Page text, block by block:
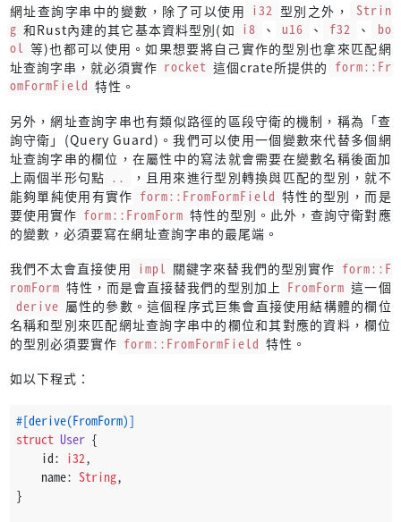
網址查詢字串中的變數，除了可以使用 i32 型別之外，
Strin
g 和Rust內建的其它基本資料型別(如 i8 、 u16 、 f32 、
bo
ol 等)也都可以使用。如果想要將自己實作的型別也拿來匹配網
址查詢字串，就必須實作 rocket 這個crate所提供的 form::Fr
omFormField 特性。
另外，網址查詢字串也有類似路徑的區段守衛的機制，稱為「查
詢守衛」(Query Guard)。我們可以使用一個變數來代替多個網
址查詢字串的欄位，在屬性中的寫法就會需要在變數名稱後面加
上兩個半形句點 ..
，且用來進行型別轉換與匹配的型別，就不
能夠單純使用有實作 form::FromFormField 特性的型別，而是
要使用實作 form::FromForm 特性的型別。此外，查詢守衛對應
的變數，必須要寫在網址查詢字串的最尾端。
我們不太會直接使用 impl 關鍵字來替我們的型別實作 form::F
romForm 特性，而是會直接替我們的型別加上 FromForm 這一個
derive 屬性的參數。這個程序式巨集會直接使用結構體的欄位
名稱和型別來匹配網址查詢字串中的欄位和其對應的資料，欄位
的型別必須要實作 form::FromFormField 特性。
如以下程式：
#[derive(FromForm)]
struct User {
    id:
i32,
    name:
String,
}